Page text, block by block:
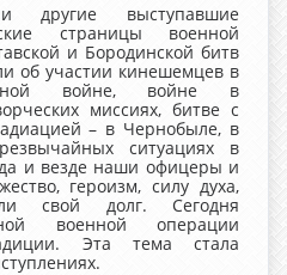
другие выступавшие
страницы военной
и Бородинской битв
об участии кинешемцев в
войне, войне в
миссиях, битве с
– в Чернобыле, в
ситуациях в
и везде наши офицеры и
героизм, силу духа,
свой долг. Сегодня
военной операции
Эта тема стала